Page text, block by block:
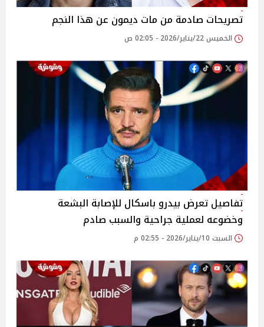
تصريحات صادمة من مات ديمون عن هذا النجم
الخميس 22/يناير/2026 - 02:05 ص
تفاصيل تعرض بيدرو باسكال للإصابة البشعة
وخضوعه لعملية جراحية والسبب صادم
السبت 10/يناير/2026 - 02:55 م